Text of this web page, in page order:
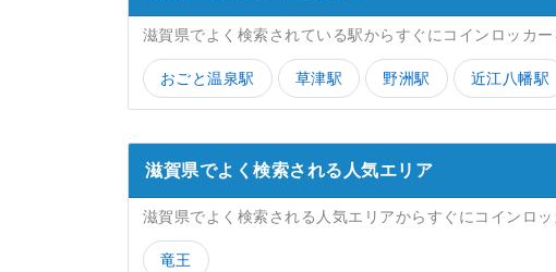
滋賀県でよく検索されている駅からすぐにコインロッカー
おごと温泉駅 草津駅 野洲駅 近江八幡駅
滋賀県でよく検索される人気エリア
滋賀県でよく検索される人気エリアからすぐにコインロッ
竜王